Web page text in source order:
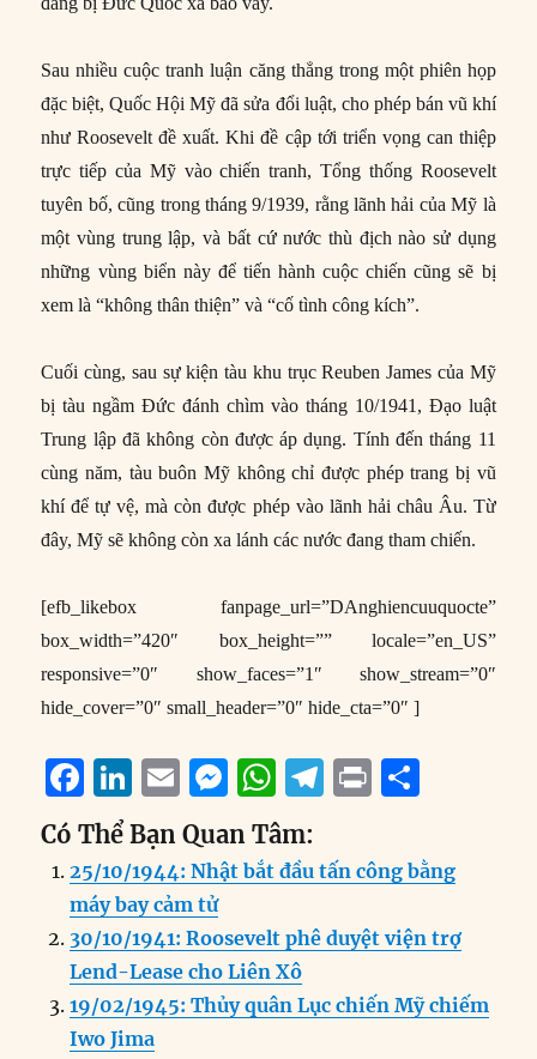
Sau nhiều cuộc tranh luận căng thẳng trong một phiên họp
đặc biệt, Quốc Hội Mỹ đã sửa đổi luật, cho phép bán vũ khí
như Roosevelt đề xuất. Khi đề cập tới triển vọng can thiệp
trực tiếp của Mỹ vào chiến tranh, Tổng thống Roosevelt
tuyên bố, cũng trong tháng 9/1939, rằng lãnh hải của Mỹ là
một vùng trung lập, và bất cứ nước thù địch nào sử dụng
những vùng biển này để tiến hành cuộc chiến cũng sẽ bị
xem là “không thân thiện” và “cố tình công kích”.
Cuối cùng, sau sự kiện tàu khu trục Reuben James của Mỹ
bị tàu ngầm Đức đánh chìm vào tháng 10/1941, Đạo luật
Trung lập đã không còn được áp dụng. Tính đến tháng 11
cùng năm, tàu buôn Mỹ không chỉ được phép trang bị vũ
khí để tự vệ, mà còn được phép vào lãnh hải châu Âu. Từ
đây, Mỹ sẽ không còn xa lánh các nước đang tham chiến.
[efb_likebox fanpage_url=”DAnghiencuuquocte”
box_width=”420″ box_height=”” locale=”en_US”
responsive=”0″ show_faces=”1″ show_stream=”0″
hide_cover=”0″ small_header=”0″ hide_cta=”0″ ]
F
a
c
e
b
o
o
k
Li
n
k
e
d
I
n
E
m
ai
l
M
e
ss
e
n
g
er
W
h
at
s
A
p
p
T
e
g
r
m
P
n
t
a
re
Có Thể Bạn Quan Tâm:
25/10/1944: Nhật bắt đầu tấn công bằng
máy bay cảm tử
30/10/1941: Roosevelt phê duyệt viện trợ
Lend-Lease cho Liên Xô
19/02/1945: Thủy quân Lục chiến Mỹ chiếm
Iwo Jima